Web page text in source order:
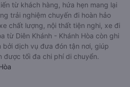
từ khách hàng, hứa hẹn mang lại
trải nghiệm chuyến đi hoàn hảo
chất lượng, nội thất tiện nghi, xe đi
từ Diên Khánh - Khánh Hòa còn ghi
bởi dịch vụ đưa đón tận nơi, giúp
được tối đa chi phí di chuyển.